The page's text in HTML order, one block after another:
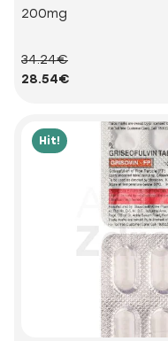
200mg
34.24€
28.54€
Hit!